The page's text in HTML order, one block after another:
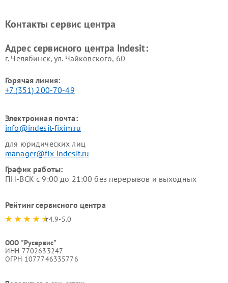
Indesit
Indesit
Контакты сервис центра
Адрес сервисного центра Indesit:
г. Челябинск, ул. Чайковского, 60
Горячая линия:
+7 (351) 200-70-49
Электронная почта:
info@indesit-fixim.ru
для юридических лиц
manager@fix-indesit.ru
График работы:
ПН-ВСК с 9:00 до 21:00 без перерывов и выходных
Рейтинг сервисного центра
4.9-5.0
ООО "Русервис"
ИНН 7702633247
ОГРН 1077746335776